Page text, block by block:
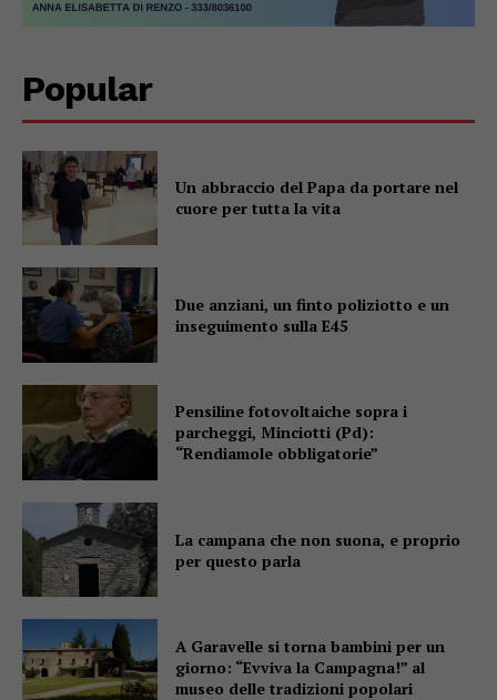
Popular
Un abbraccio del Papa da portare nel
cuore per tutta la vita
Due anziani, un finto poliziotto e un
inseguimento sulla E45
Pensiline fotovoltaiche sopra i
parcheggi, Minciotti (Pd):
“Rendiamole obbligatorie”
La campana che non suona, e proprio
per questo parla
A Garavelle si torna bambini per un
giorno: “Evviva la Campagna!” al
museo delle tradizioni popolari